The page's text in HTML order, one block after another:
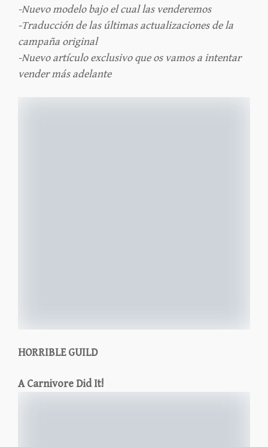
-Nuevo modelo bajo el cual las venderemos
-Traducción de las últimas actualizaciones de la
campaña original
-Nuevo artículo exclusivo que os vamos a intentar
vender más adelante
HORRIBLE GUILD
A Carnivore Did It!